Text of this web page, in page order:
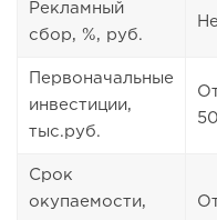
Рекламный
сбор, %, руб.
Первоначальные
инвестиции,
тыс.руб.
Срок
окупаемости,